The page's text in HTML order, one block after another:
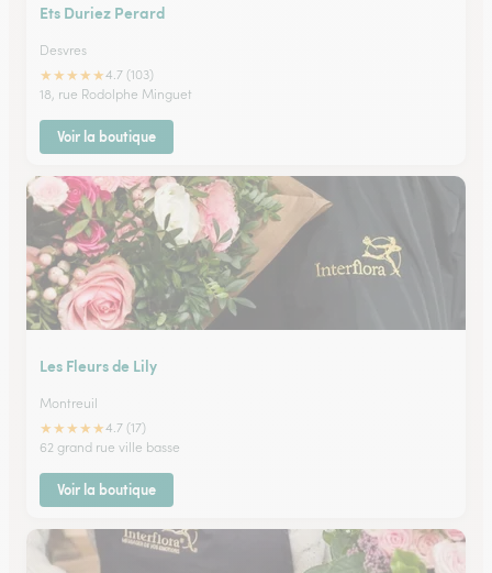
Ets Duriez Perard
Desvres
★★★★★4.7 (103)
18, rue Rodolphe Minguet
Voir la boutique
Les Fleurs de Lily
Montreuil
★★★★★4.7 (17)
62 grand rue ville basse
Voir la boutique